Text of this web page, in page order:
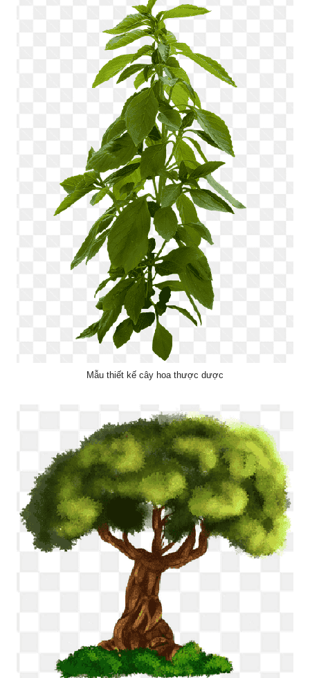
Mẫu thiết kế cây hoa thược dược